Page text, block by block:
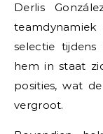
Derlis
selectie tijdens
hem in staat
posities, wat
vergroot.